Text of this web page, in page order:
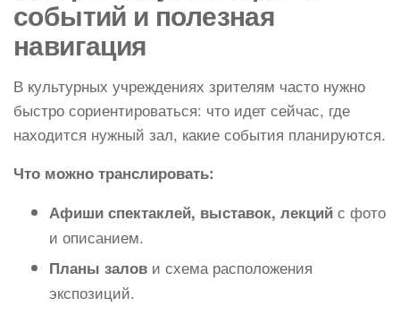
событий и полезная
навигация
В культурных учреждениях зрителям часто нужно
быстро сориентироваться: что идет сейчас, где
находится нужный зал, какие события планируются.
Что можно транслировать:
Афиши спектаклей, выставок, лекций с фото
и описанием.
Планы залов и схема расположения
экспозиций.